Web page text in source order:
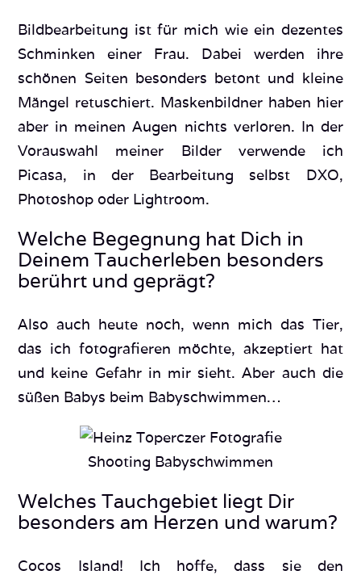
Bildbearbeitung ist für mich wie ein dezentes
Schminken einer Frau. Dabei werden ihre
schönen Seiten besonders betont und kleine
Mängel retuschiert. Maskenbildner haben hier
aber in meinen Augen nichts verloren. In der
Vorauswahl meiner Bilder verwende ich
Picasa, in der Bearbeitung selbst DXO,
Photoshop oder Lightroom.
Welche Begegnung hat Dich in
Deinem Taucherleben besonders
berührt und geprägt?
Also auch heute noch, wenn mich das Tier,
das ich fotografieren möchte, akzeptiert hat
und keine Gefahr in mir sieht. Aber auch die
süßen Babys beim Babyschwimmen…
Shooting Babyschwimmen
Welches Tauchgebiet liegt Dir
besonders am Herzen und warum?
Cocos Island! Ich hoffe, dass sie den